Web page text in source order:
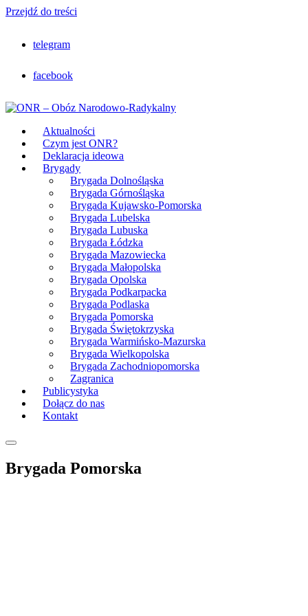
Przejdź do treści
telegram
facebook
Aktualności
Czym jest ONR?
Deklaracja ideowa
Brygady
Brygada Dolnośląska
Brygada Górnośląska
Brygada Kujawsko-Pomorska
Brygada Lubelska
Brygada Lubuska
Brygada Łódzka
Brygada Mazowiecka
Brygada Małopolska
Brygada Opolska
Brygada Podkarpacka
Brygada Podlaska
Brygada Pomorska
Brygada Świętokrzyska
Brygada Warmińsko-Mazurska
Brygada Wielkopolska
Brygada Zachodniopomorska
Zagranica
Publicystyka
Dołącz do nas
Kontakt
Brygada Pomorska